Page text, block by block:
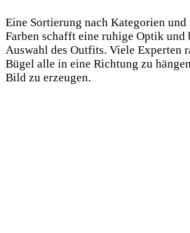
Eine Sortierung nach Kategorien
Farben schafft eine ruhige Optik und
Auswahl des Outfits. Viele Experten
Bügel alle in eine Richtung zu
Bild zu erzeugen.